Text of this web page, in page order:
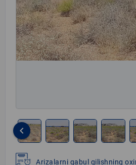
1
keyboard_arrow_left
Arizalarni qabul qilishning